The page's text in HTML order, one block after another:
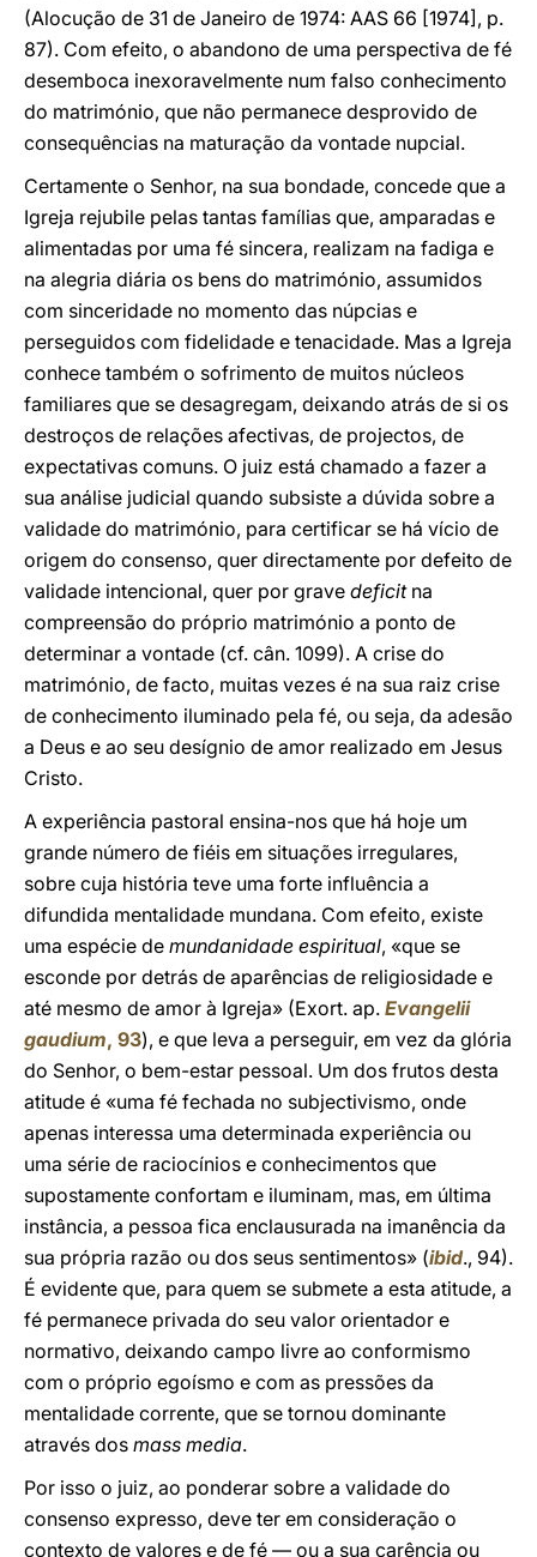
(Alocução de 31 de Janeiro de 1974: AAS 66 [1974], p.
87). Com efeito, o abandono de uma perspectiva de fé
desemboca inexoravelmente num falso conhecimento
do matrimónio, que não permanece desprovido de
consequências na maturação da vontade nupcial.
Certamente o Senhor, na sua bondade, concede que a
Igreja rejubile pelas tantas famílias que, amparadas e
alimentadas por uma fé sincera, realizam na fadiga e
na alegria diária os bens do matrimónio, assumidos
com sinceridade no momento das núpcias e
perseguidos com fidelidade e tenacidade. Mas a Igreja
conhece também o sofrimento de muitos núcleos
familiares que se desagregam, deixando atrás de si os
destroços de relações afectivas, de projectos, de
expectativas comuns. O juiz está chamado a fazer a
sua análise judicial quando subsiste a dúvida sobre a
validade do matrimónio, para certificar se há vício de
origem do consenso, quer directamente por defeito de
validade intencional, quer por grave deficit na
compreensão do próprio matrimónio a ponto de
determinar a vontade (cf. cân. 1099). A crise do
matrimónio, de facto, muitas vezes é na sua raiz crise
de conhecimento iluminado pela fé, ou seja, da adesão
a Deus e ao seu desígnio de amor realizado em Jesus
Cristo.
A experiência pastoral ensina-nos que há hoje um
grande número de fiéis em situações irregulares,
sobre cuja história teve uma forte influência a
difundida mentalidade mundana. Com efeito, existe
uma espécie de mundanidade espiritual, «que se
esconde por detrás de aparências de religiosidade e
até mesmo de amor à Igreja» (Exort. ap. Evangelii
gaudium, 93), e que leva a perseguir, em vez da glória
do Senhor, o bem-estar pessoal. Um dos frutos desta
atitude é «uma fé fechada no subjectivismo, onde
apenas interessa uma determinada experiência ou
uma série de raciocínios e conhecimentos que
supostamente confortam e iluminam, mas, em última
instância, a pessoa fica enclausurada na imanência da
sua própria razão ou dos seus sentimentos» (ibid., 94).
É evidente que, para quem se submete a esta atitude, a
fé permanece privada do seu valor orientador e
normativo, deixando campo livre ao conformismo
com o próprio egoísmo e com as pressões da
mentalidade corrente, que se tornou dominante
através dos mass media.
Por isso o juiz, ao ponderar sobre a validade do
consenso expresso, deve ter em consideração o
contexto de valores e de fé — ou a sua carência ou